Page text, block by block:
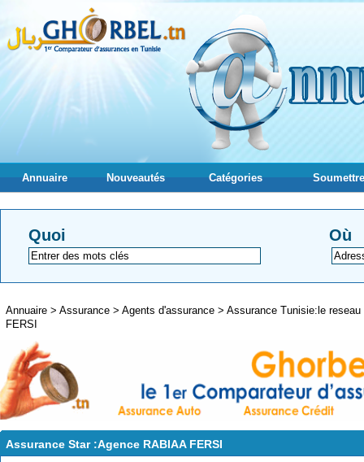
Annuaire Nouveautés Catégories
Quoi Où
Annuaire > Assurance > Agents d'assurance > Assurance Tunisie:le
FERSI
Assurance Star :Agence RABIAA FERSI